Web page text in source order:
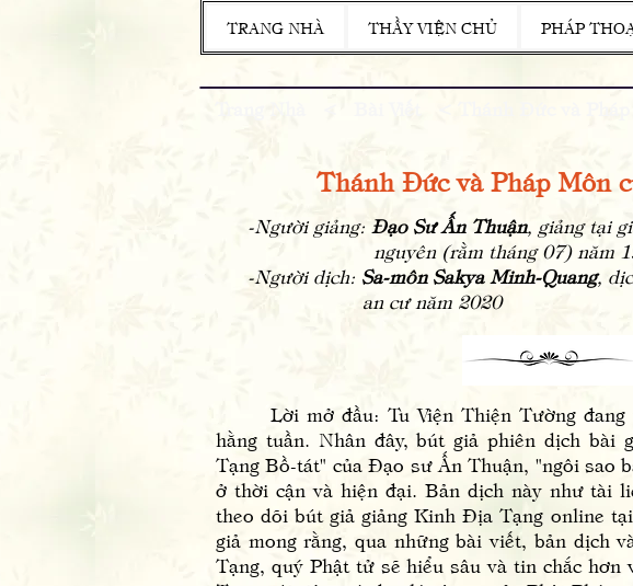
TRANG NHÀ THẦY VIỆN CHỦ PHÁP
Thánh Đức và Pháp Môn
-Người giảng: Đạo Sư Ấn Thuận, giảng tại
nguyên (rằm tháng 07) năm
-Người dịch: Sa-môn Sakya Minh-Quang,
an cư năm 2020
Lời mở đầu: Tu Viện Thiện Tường đang
hằng tuần. Nhân đây, bút giả phiên dịch
Tạng Bồ-tát" của Đạo sư Ấn Thuận, "ngôi sao
ở thời cận và hiện đại. Bản dịch này như tài
theo dõi bút giả giảng Kinh Địa Tạng online
giả mong rằng, qua những bài viết, bản dịch
Tạng, quý Phật tử sẽ hiểu sâu và tin chắc